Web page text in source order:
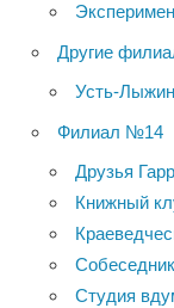
Другие
Усть-
Филиал №14
Друзья
Книжный
Собеседник
Студия